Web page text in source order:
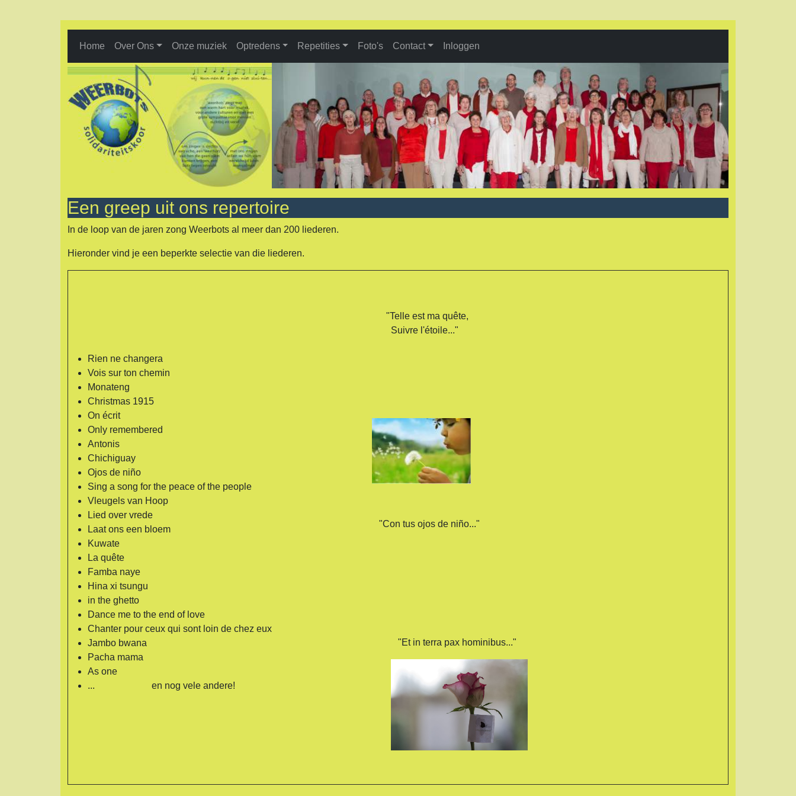
Home Over Ons Onze muziek Optredens Repetities Foto's Contact Inloggen
Een greep uit ons repertoire
In de loop van de jaren zong Weerbots al meer dan 200 liederen.
Hieronder vind je een beperkte selectie van die liederen.
Rien ne changera
Vois sur ton chemin
Monateng
Christmas 1915
On écrit
Only remembered
Antonis
Chichiguay
Ojos de niño
Sing a song for the peace of the people
Vleugels van Hoop
Lied over vrede
Laat ons een bloem
Kuwate
La quête
Famba naye
Hina xi tsungu
in the ghetto
Dance me to the end of love
Chanter pour ceux qui sont loin de chez eux
Jambo bwana
Pacha mama
As one
... en nog vele andere!
"Telle est ma quête,
Suivre l'étoile..."
"Con tus ojos de niño..."
"Et in terra pax hominibus..."